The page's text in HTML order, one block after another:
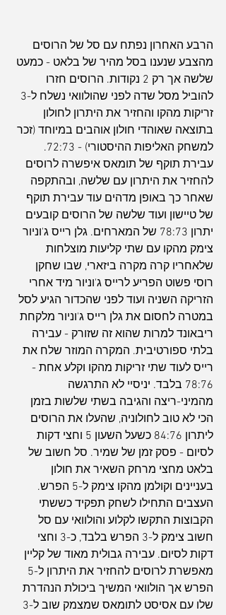
הרבע האחרון נפתח עם סל של הרוסים
מהצבע שנענו בסל מהיר של בלאט - כמעט
שלשה אך רק 2 נקודות. הרוסים חזרו
זריקות מהקו והחזיר את היתרון לחולון
בתוצאה שאוהדי חולון אוהבים במיוחד (זכר
למשחק האליפות ההיסטורי) - 72:73.
עבירת תוקף של תומאס איפשרה לרוסים
להחזיר את היתרון עם שלשה, ובהתקפה
שאחר כך באופן מדהים עוד עבירת תוקף
של טיישון ועוד שלשה של הרוסים קובעים
יתרון 78:73 של המארחים. גלן רייס ג'וניור
צימק מהקו עם שתי קליעות מוצלחות
שלאחריו קרה מקרה ביזארי, שבו שחקן
רוסי פשוט הפריע לרייס ג'וניור מיד אחרי
הזריקה השניה ועוד לפני שהכדור הגיע לסל
במטרה לחסום את גלן רייס ג'וניור מלקחת
ריבאונד למרות שהוא זה שזורק - עבירה
בלתי ספורטיבית. המקרה המוזר שלח את
רייס לעוד שתי זריקות מהקו וקלע אחת -
78:76 בלבד. יניסיי לא התרגשה
מהמיני-ריצה והגיבה בשתי שלשות בזמן
הכי לא טוב לחולוניה, שהעלו את הרוסים
ליתרון 84:76 כשעל השעון 5 וחצי דקות
לסיום - פסק זמן של שמיר. סל חשוב של
בלאט מחצי מרחק השאיר את חולון
בעניינים וקולמן מהקו צימק ל-5 הפרש.
העצבים התחילו לשחק תפקיד כששתי
הקבוצות התקשו לקלוע והולוואי עם סל
חשוב צימק ל-3 הפרש בלבד, כ-3 וחצי
דקות לסיום. עבירה גבולית מאוד של קליין
הפרש אך הולוואי המשיך ביכולת הנהדרת